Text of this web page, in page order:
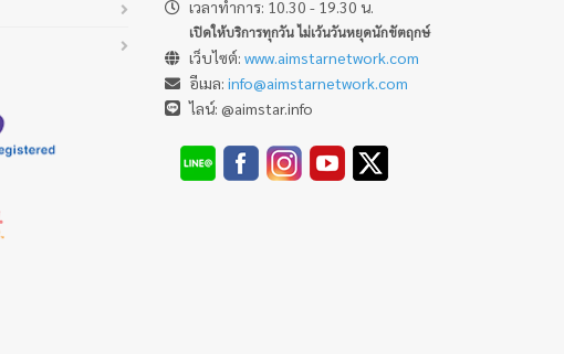
เวลาทำการ: 10.30 - 19.30 น.
เปิดให้บริการทุกวัน ไม่เว้นวันหยุดนักขัตฤกษ์
เว็บไซต์: www.aimstarnetwork.com
อีเมล: info@aimstarnetwork.com
ไลน์: @aimstar.info